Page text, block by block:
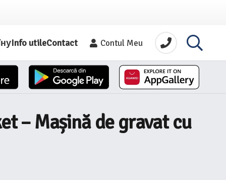
Info utileContact Contul Meu
– Mașină de gravat cu